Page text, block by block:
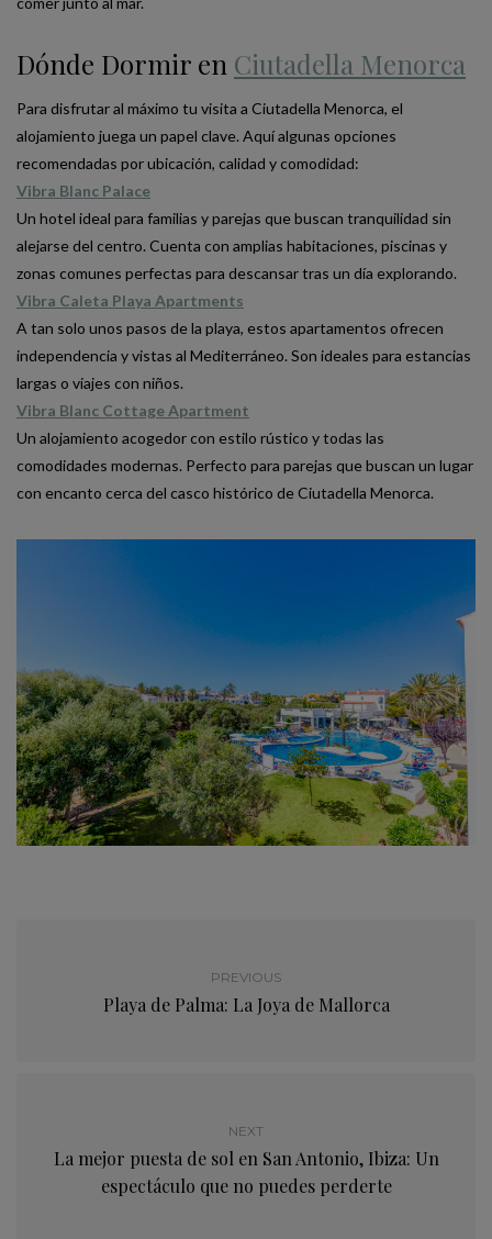
Dónde Dormir en Ciutadella Menorca
Para disfrutar al máximo tu visita a Ciutadella Menorca, el
alojamiento juega un papel clave. Aquí algunas opciones
recomendadas por ubicación, calidad y comodidad:
Vibra Blanc Palace
Un hotel ideal para familias y parejas que buscan tranquilidad sin
alejarse del centro. Cuenta con amplias habitaciones, piscinas y
zonas comunes perfectas para descansar tras un día explorando.
Vibra Caleta Playa Apartments
A tan solo unos pasos de la playa, estos apartamentos ofrecen
independencia y vistas al Mediterráneo. Son ideales para estancias
largas o viajes con niños.
Vibra Blanc Cottage Apartment
Un alojamiento acogedor con estilo rústico y todas las
comodidades modernas. Perfecto para parejas que buscan un lugar
con encanto cerca del casco histórico de Ciutadella Menorca.
PREVIOUS
Playa de Palma: La Joya de Mallorca
NEXT
La mejor puesta de sol en San Antonio, Ibiza: Un
espectáculo que no puedes perderte